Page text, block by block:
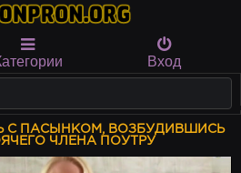
Вход
С ПАСЫНКОМ, ВОЗБУДИВШИСЬ
ЧЛЕНА ПОУТРУ